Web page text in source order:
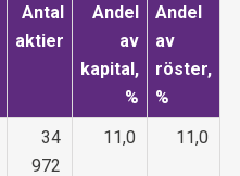
Antal
aktier
Andel
av
kapital,
%
Andel
av
röster,
%
34
972
11,0 11,0